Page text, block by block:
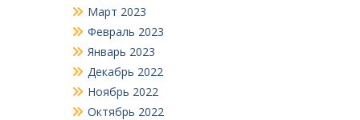
Март 2023
Февраль 2023
Январь 2023
Декабрь 2022
Ноябрь 2022
Октябрь 2022